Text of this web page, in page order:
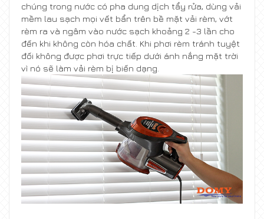
chúng trong nước có pha dung dịch tẩy rửa, dùng vải
mềm lau sạch mọi vết bẩn trên bề mặt vải rèm, vớt
rèm ra và ngâm vào nước sạch khoảng 2 -3 lần cho
đến khi không còn hóa chất. Khi phơi rèm tránh tuyệt
đối không được phơi trực tiếp dưới ánh nắng mặt trời
vì nó sẽ làm vải rèm bị biến dạng.